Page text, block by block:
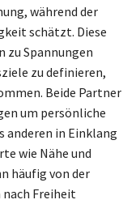
während der
schätzt. Diese
zu Spannungen
zu definieren,
Beide Partner
um persönliche
anderen in Einklang
wie Nähe und
häufig von der
Freiheit